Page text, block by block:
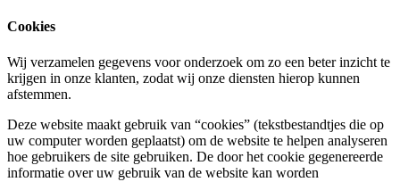
Cookies
Wij verzamelen gegevens voor onderzoek om zo een beter inzicht te
krijgen in onze klanten, zodat wij onze diensten hierop kunnen
afstemmen.
Deze website maakt gebruik van “cookies” (tekstbestandtjes die op
uw computer worden geplaatst) om de website te helpen analyseren
hoe gebruikers de site gebruiken. De door het cookie gegenereerde
informatie over uw gebruik van de website kan worden